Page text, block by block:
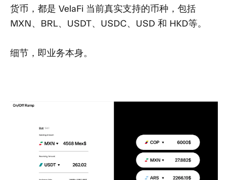
货币，都是 VelaFi 当前真实支持的币种，包括
MXN、BRL、USDT、USDC、USD 和 HKD等。
细节，即业务本身。